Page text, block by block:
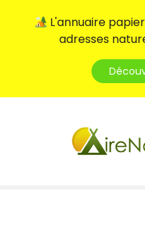
L'annuaire
adresses